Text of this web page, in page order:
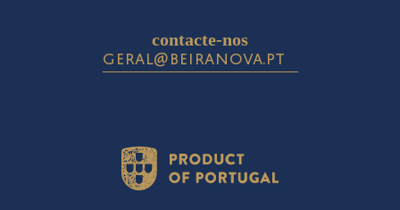
contacte-nos
geral@beiranova.pt